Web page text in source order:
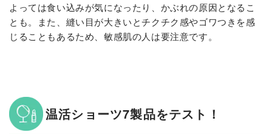
よっては食い込みが気になったり、かぶれの原因となるこ
とも。また、縫い目が大きいとチクチク感やゴワつきを感
じることもあるため、敏感肌の人は要注意です。
温活ショーツ7製品をテスト！